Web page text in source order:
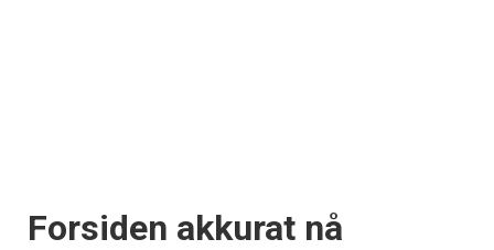
Forsiden akkurat nå